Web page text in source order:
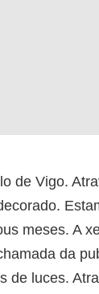
de Vigo.
meses. A
da
de luces.